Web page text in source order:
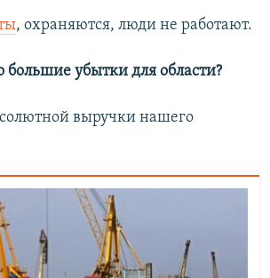
, охраняются, люди не работают.
большие убытки для области?
выручки нашего